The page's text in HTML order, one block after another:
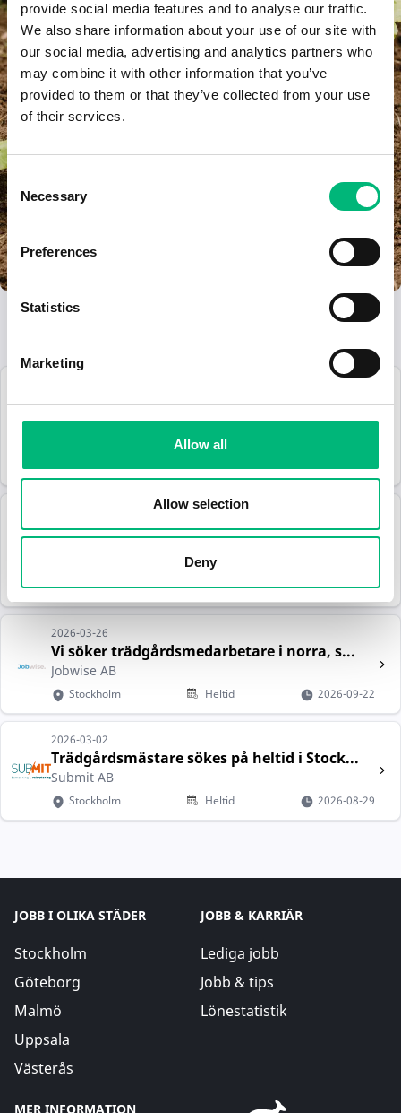
provide social media features and to analyse our traffic.
We also share information about your use of our site with
our social media, advertising and analytics partners who
may combine it with other information that you’ve
provided to them or that they’ve collected from your use
of their services.
Consent
Selection
Necessary
Preferences
Statistics
Marketing
Allow all
Allow selection
Deny
Vaktmästare / Trädgårdsmäsare -
Himmelsb...
Himmelsby Spa & Konferens AB
Mjölby Heltid 2026-12-06
Behovsanställning | Trädgårdsarbete
2026-03-26
Vi söker trädgårdsmedarbetare i norra, s...
Jobwise AB
Stockholm Heltid 2026-09-22
2026-03-02
Trädgårdsmästare sökes på heltid i Stock...
Submit AB
Stockholm Heltid 2026-08-29
JOBB I OLIKA STÄDER
Stockholm
Göteborg
Malmö
Uppsala
Västerås
JOBB & KARRIÄR
Lediga jobb
Jobb & tips
Lönestatistik
MER INFORMATION